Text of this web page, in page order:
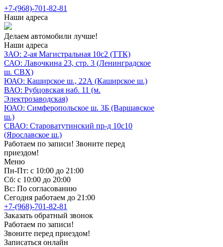
+7-(968)-701-82-81
Наши адреса
Делаем автомобили лучше!
Наши адреса
ЗАО: 2-ая Магистральная 10с2 (ТТК)
САО: Лавочкина 23, стр. 3 (Ленинградское
ш. СВХ)
ЮАО: Каширское ш., 22А (Каширское ш.)
ВАО: Рубцовская наб. 11 (м.
Электрозаводская)
ЮАО: Симферопольское ш. 3Б (Варшавское
ш.)
СВАО: Староватутинский пр-д 10с10
(Ярославское ш.)
Работаем по записи! Звоните перед
приездом!
Меню
Пн-Пт: с 10:00 до 21:00
Сб: с 10:00 до 20:00
Вс: По согласованию
Сегодня работаем до 21:00
+7-(968)-701-82-81
Заказать обратный звонок
Работаем по записи!
Звоните перед приездом!
Записаться онлайн